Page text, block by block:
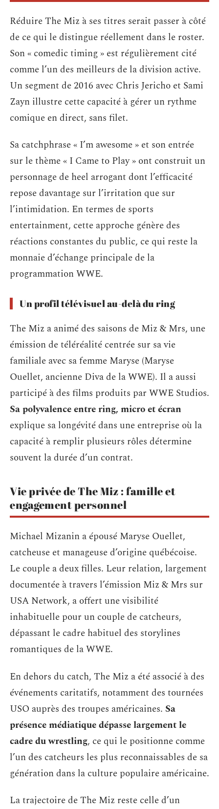
Réduire The Miz à ses titres serait passer à côté
de ce qui le distingue réellement dans le roster.
Son « comedic timing » est régulièrement cité
comme l’un des meilleurs de la division active.
Un segment de 2016 avec Chris Jericho et Sami
Zayn illustre cette capacité à gérer un rythme
comique en direct, sans filet.
Sa catchphrase « I’m awesome » et son entrée
sur le thème « I Came to Play » ont construit un
personnage de heel arrogant dont l’efficacité
repose davantage sur l’irritation que sur
l’intimidation. En termes de sports
entertainment, cette approche génère des
réactions constantes du public, ce qui reste la
monnaie d’échange principale de la
programmation WWE.
Un profil télévisuel au-delà du ring
The Miz a animé des saisons de Miz & Mrs, une
émission de téléréalité centrée sur sa vie
familiale avec sa femme Maryse (Maryse
Ouellet, ancienne Diva de la WWE). Il a aussi
participé à des films produits par WWE Studios.
Sa polyvalence entre ring, micro et écran
explique sa longévité dans une entreprise où la
capacité à remplir plusieurs rôles détermine
souvent la durée d’un contrat.
Vie privée de The Miz : famille et
engagement personnel
Michael Mizanin a épousé Maryse Ouellet,
catcheuse et manageuse d’origine québécoise.
Le couple a deux filles. Leur relation, largement
documentée à travers l’émission Miz & Mrs sur
USA Network, a offert une visibilité
inhabituelle pour un couple de catcheurs,
dépassant le cadre habituel des storylines
romantiques de la WWE.
En dehors du catch, The Miz a été associé à des
événements caritatifs, notamment des tournées
USO auprès des troupes américaines. Sa
présence médiatique dépasse largement le
cadre du wrestling, ce qui le positionne comme
l’un des catcheurs les plus reconnaissables de sa
génération dans la culture populaire américaine.
La trajectoire de The Miz reste celle d’un